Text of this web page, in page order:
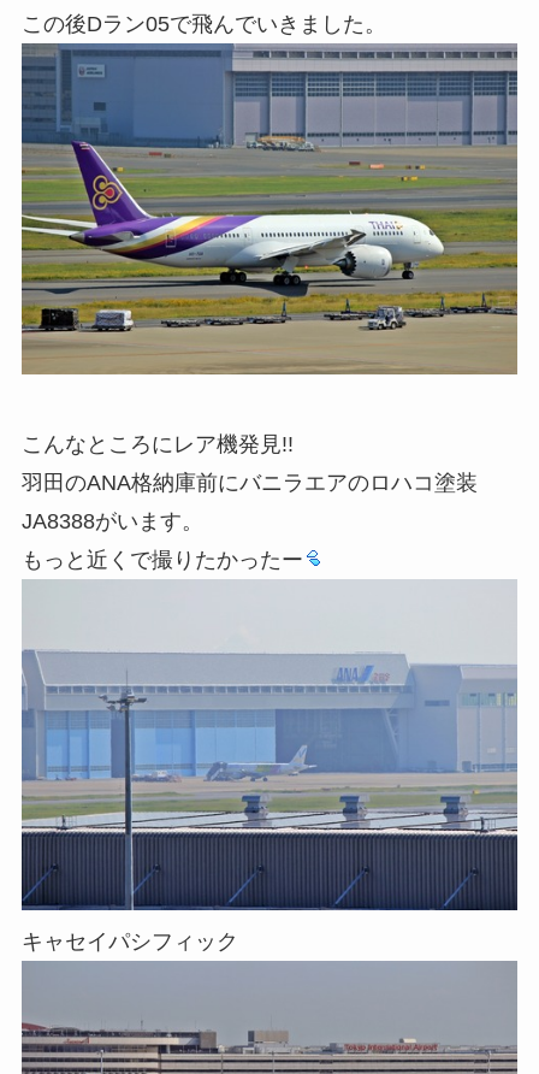
この後Dラン05で飛んでいきました。
こんなところにレア機発見!!
羽田のANA格納庫前にバニラエアのロハコ塗装
JA8388がいます。
もっと近くで撮りたかったー
キャセイパシフィック